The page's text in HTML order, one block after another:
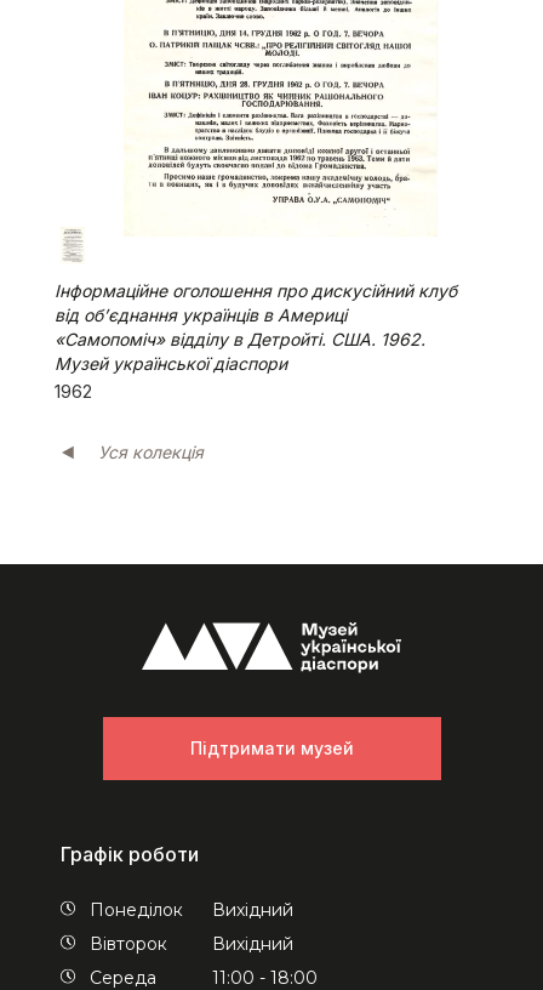
Інформаційне оголошення про дискусійний клуб
від об’єднання українців в Америці
«Самопоміч» відділу в Детройті. США. 1962.
Музей української діаспори
1962
Уся колекція
Підтримати музей
Графік роботи
Понеділок
Вівторок
Середа
Вихідний
Вихідний
11:00 - 18:00